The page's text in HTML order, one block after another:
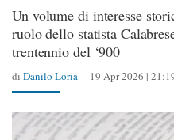
Un volume di interesse
ruolo dello statista
trentennio del ‘900
di Danilo Loria 19 Apr 2026 |